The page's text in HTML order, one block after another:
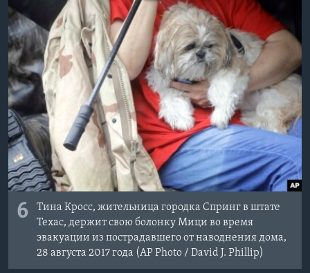
6
Тина Кросс, жительница городка Спринг в штате
Техас, держит свою болонку Мици во время
эвакуации из пострадавшего от наводнения дома,
28 августа 2017 года (AP Photo / David J. Phillip)